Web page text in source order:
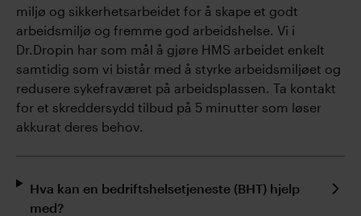
miljø og sikkerhetsarbeidet for å skape et godt
arbeidsmiljø og fremme god arbeidshelse. Vi i
Dr.Dropin har som mål å gjøre HMS arbeidet enkelt
samtidig som vi bistår med å styrke arbeidsmiljøet og
redusere sykefraværet på arbeidsplassen. Ta kontakt
for et skreddersydd tilbud på 5 minutter som løser
akkurat deres behov.
Hva kan en bedriftshelsetjeneste (BHT) hjelp
med?